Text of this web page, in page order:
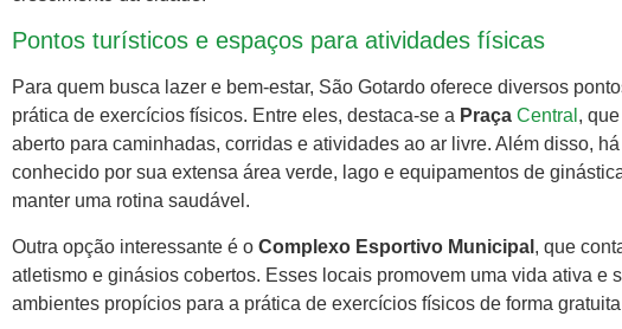
Pontos turísticos e espaços para atividades físicas
Para quem busca lazer e bem-estar, São Gotardo oferece diversos
prática de exercícios físicos. Entre eles, destaca-se a Praça Central ,
aberto para caminhadas, corridas e atividades ao ar livre. Além disso,
conhecido por sua extensa área verde, lago e equipamentos de
manter uma rotina saudável.
Outra opção interessante é o Complexo Esportivo Municipal , que
atletismo e ginásios cobertos. Esses locais promovem uma vida ativa e
ambientes propícios para a prática de exercícios físicos de forma